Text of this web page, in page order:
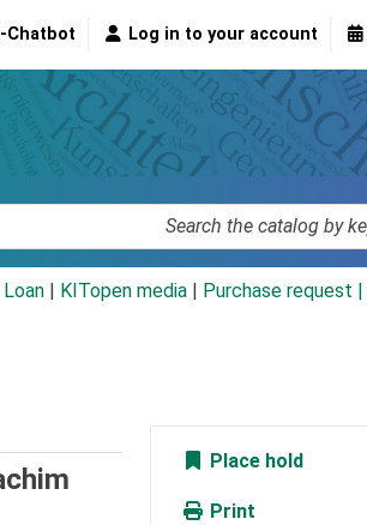
Chatbot Log in to your account
KITopen media Purchase request |
Place hold
Print